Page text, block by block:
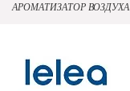
АРОМАТИЗАТОР